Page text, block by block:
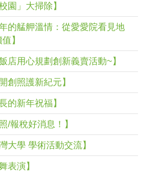
園」大掃除】
的艋舺溫情：從愛愛院看見地
】
店用心規劃創新義賣活動~】
創照護新紀元】
的新年祝福】
/報稅好消息！】
大學 學術活動交流】
表演】